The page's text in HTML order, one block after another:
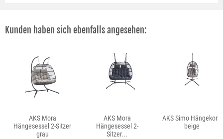
Kunden haben sich ebenfalls angesehen:
AKS Mora
Hängesessel 2-Sitzer
grau
AKS Mora
Hängesessel 2-
Sitzer...
AKS Simo Hängekorb
beige